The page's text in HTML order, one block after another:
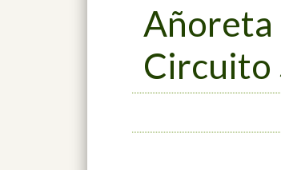
Añoreta
Circuito